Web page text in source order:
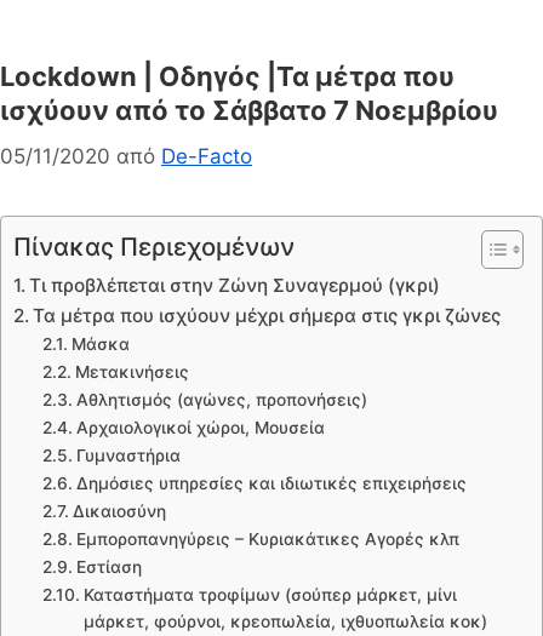
Lockdown | Oδηγός |Τα μέτρα που
ισχύουν από το Σάββατο 7 Νοεμβρίου
05/11/2020 από De-Facto
Πίνακας Περιεχομένων
Τι προβλέπεται στην Ζώνη Συναγερμού (γκρι)
Τα μέτρα που ισχύουν μέχρι σήμερα στις γκρι ζώνες
Μάσκα
Μετακινήσεις
Αθλητισμός (αγώνες, προπονήσεις)
Αρχαιολογικοί χώροι, Μουσεία
Γυμναστήρια
Δημόσιες υπηρεσίες και ιδιωτικές επιχειρήσεις
Δικαιοσύνη
Εμποροπανηγύρεις – Κυριακάτικες Αγορές κλπ
Εστίαση
Καταστήματα τροφίμων (σούπερ μάρκετ, μίνι
μάρκετ, φούρνοι, κρεοπωλεία, ιχθυοπωλεία κοκ)